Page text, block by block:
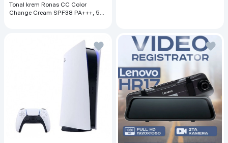
Tonal krem Ronas CC Color
Change Cream SPF38 PA+++, 50